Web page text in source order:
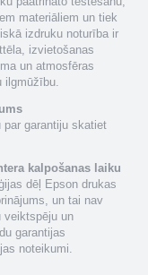
materiāliem un tiek
izdruku noturība ir
izvietošanas
un atmosfēras
ilgmūžību.
par garantiju skatiet
kalpošanas laiku
dēļ Epson drukas
un tai nav
veiktspēju un
garantijas
noteikumi.